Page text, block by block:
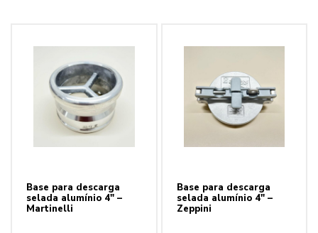
Base para descarga
selada alumínio 4″ –
Martinelli
Base para descarga
selada alumínio 4″ –
Zeppini